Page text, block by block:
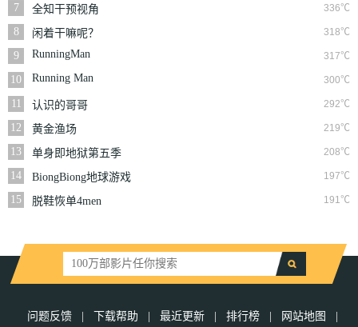
7
336℃
全知干预视角
8
318℃
闲着干嘛呢？
9
317℃
RunningMan
10 300℃
Running Man
11 292℃
认识的哥哥
12
219℃
黄金渔场
13
208℃
单身即地狱第五季
14
197℃
BiongBiong地球游戏
厅第三季
15 191℃
脱鞋恢单4men
问题反馈 下载帮助 最近更新 排行榜 网站地图